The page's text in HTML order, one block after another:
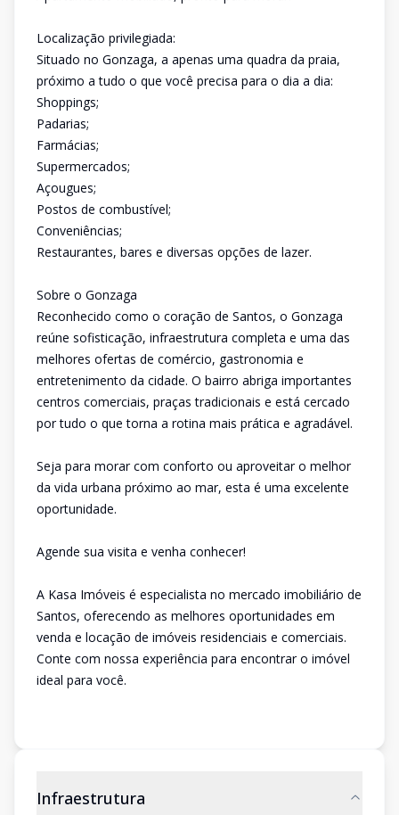
Localização privilegiada:
Situado no Gonzaga, a apenas uma quadra da praia,
próximo a tudo o que você precisa para o dia a dia:
Shoppings;
Padarias;
Farmácias;
Supermercados;
Açougues;
Postos de combustível;
Conveniências;
Restaurantes, bares e diversas opções de lazer.
Sobre o Gonzaga
Reconhecido como o coração de Santos, o Gonzaga
reúne sofisticação, infraestrutura completa e uma das
melhores ofertas de comércio, gastronomia e
entretenimento da cidade. O bairro abriga importantes
centros comerciais, praças tradicionais e está cercado
por tudo o que torna a rotina mais prática e agradável.
Seja para morar com conforto ou aproveitar o melhor
da vida urbana próximo ao mar, esta é uma excelente
oportunidade.
Agende sua visita e venha conhecer!
A Kasa Imóveis é especialista no mercado imobiliário de
Santos, oferecendo as melhores oportunidades em
venda e locação de imóveis residenciais e comerciais.
Conte com nossa experiência para encontrar o imóvel
ideal para você.
Infraestrutura